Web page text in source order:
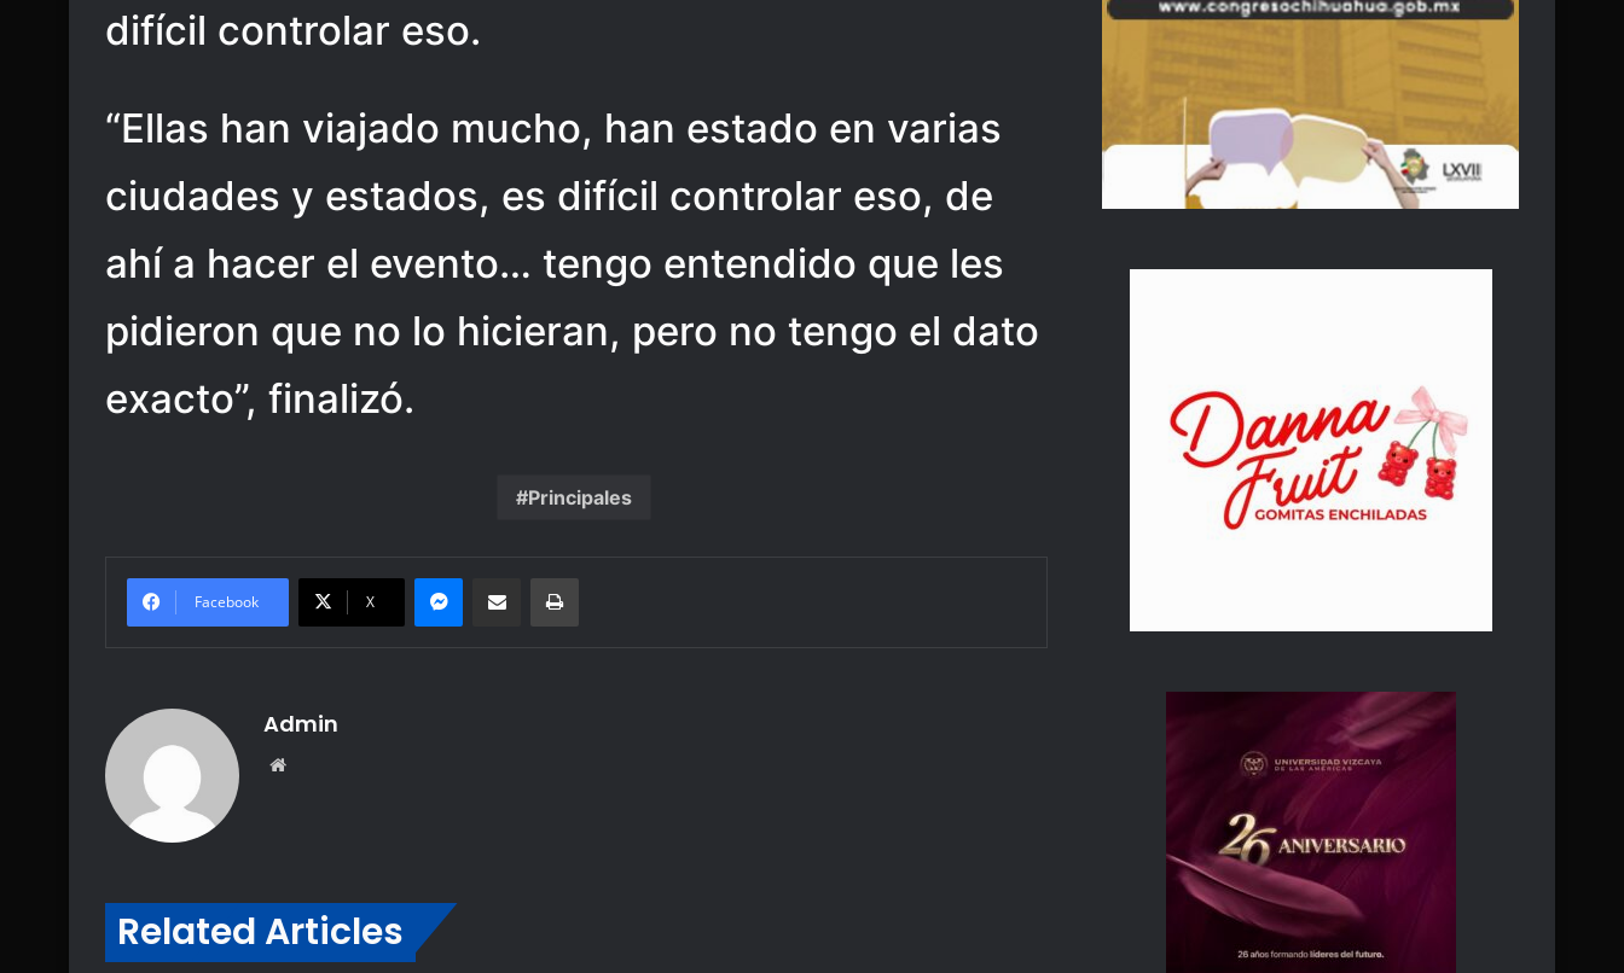
difícil controlar eso.
“Ellas han viajado mucho, han estado en varias
ciudades y estados, es difícil controlar eso, de
ahí a hacer el evento… tengo entendido que les
pidieron que no lo hicieran, pero no tengo el dato
exacto”, finalizó.
Principales
Facebook X
Messenger
Share via Email Print
Admin
Related Articles